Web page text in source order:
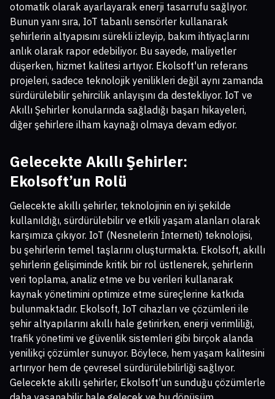
otomatik olarak ayarlayarak enerji tasarrufu sağlıyor.
Bunun yanı sıra, IoT tabanlı sensörler kullanarak
şehirlerin altyapısını sürekli izleyip, bakım ihtiyaçlarını
anlık olarak rapor edebiliyor. Bu sayede, maliyetler
düşerken, hizmet kalitesi artıyor. Ekolsoft'un referans
projeleri, sadece teknolojik yenilikleri değil aynı zamanda
sürdürülebilir şehircilik anlayışını da destekliyor. IoT ve
Akıllı Şehirler konularında sağladığı başarı hikayeleri,
diğer şehirlere ilham kaynağı olmaya devam ediyor.
Gelecekte Akıllı Şehirler:
Ekolsoft’un Rolü
Gelecekte akıllı şehirler, teknolojinin en iyi şekilde
kullanıldığı, sürdürülebilir ve etkili yaşam alanları olarak
karşımıza çıkıyor. IoT (Nesnelerin İnterneti) teknolojisi,
bu şehirlerin temel taşlarını oluşturmakta. Ekolsoft, akıllı
şehirlerin gelişiminde kritik bir rol üstlenerek, şehirlerin
veri toplama, analiz etme ve bu verileri kullanarak
kaynak yönetimini optimize etme süreçlerine katkıda
bulunmaktadır. Ekolsoft, IoT cihazları ve çözümleri ile
şehir altyapılarını akıllı hale getirirken, enerji verimliliği,
trafik yönetimi ve güvenlik sistemleri gibi birçok alanda
yenilikçi çözümler sunuyor. Böylece, hem yaşam kalitesini
artırıyor hem de çevresel sürdürülebilirliği sağlıyor.
Gelecekte akıllı şehirler, Ekolsoft’un sunduğu çözümlerle